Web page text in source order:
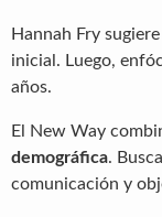
Hannah Fry
inicial. Luego,
años.
El New Way
demográfica.
comunicación y